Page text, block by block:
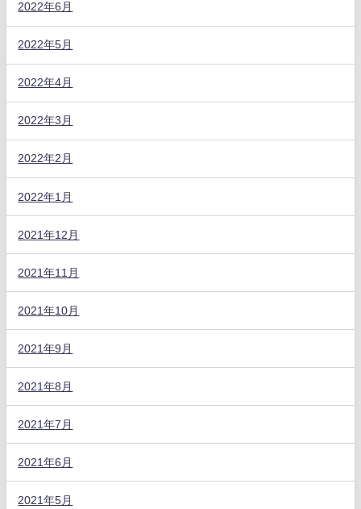
2022年6月
2022年5月
2022年4月
2022年3月
2022年2月
2022年1月
2021年12月
2021年11月
2021年10月
2021年9月
2021年8月
2021年7月
2021年6月
2021年5月